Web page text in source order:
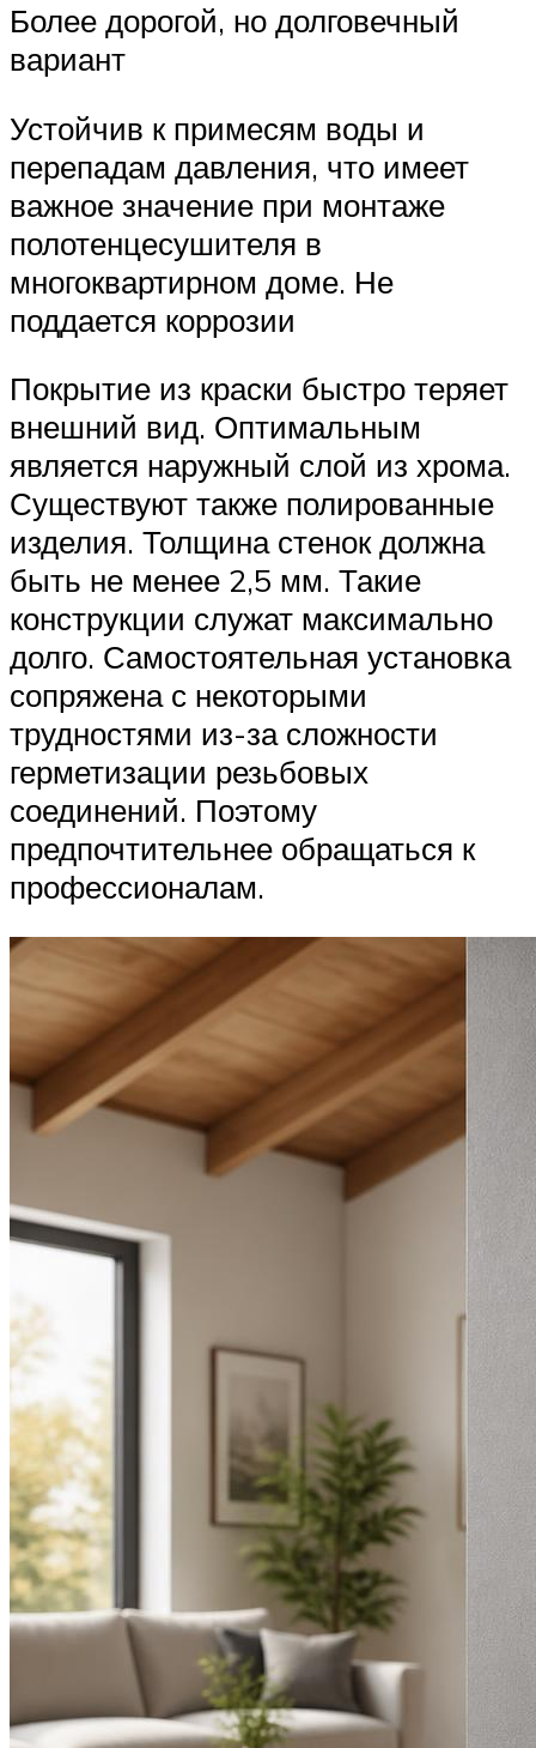
Более дорогой, но долговечный
вариант
Устойчив к примесям воды и
перепадам давления, что имеет
важное значение при монтаже
полотенцесушителя в
многоквартирном доме. Не
поддается коррозии
Покрытие из краски быстро теряет
внешний вид. Оптимальным
является наружный слой из хрома.
Существуют также полированные
изделия. Толщина стенок должна
быть не менее 2,5 мм. Такие
конструкции служат максимально
долго. Самостоятельная установка
сопряжена с некоторыми
трудностями из-за сложности
герметизации резьбовых
соединений. Поэтому
предпочтительнее обращаться к
профессионалам.